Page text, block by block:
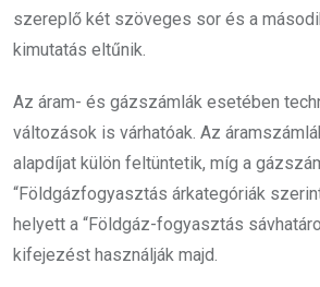
szereplő két szöveges sor és a
kimutatás eltűnik.
Az áram- és gázszámlák esetében
változások is várhatóak. Az
alapdíjat külön feltüntetik, míg a
“Földgázfogyasztás árkategóriák
helyett a “Földgáz-fogyasztás
kifejezést használják majd.